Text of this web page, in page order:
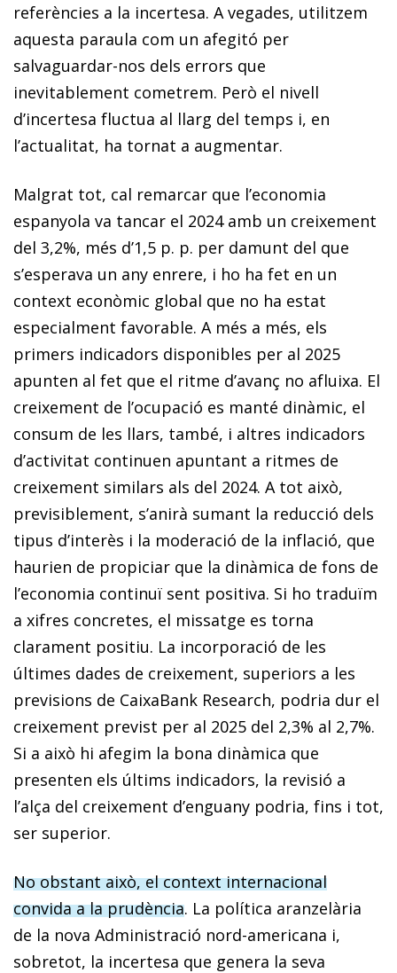
referències a la incertesa. A vegades, utilitzem
aquesta paraula com un afegitó per
salvaguardar-nos dels errors que
inevitablement cometrem. Però el nivell
d’incertesa fluctua al llarg del temps i, en
l’actualitat, ha tornat a augmentar.
Malgrat tot, cal remarcar que l’economia
espanyola va tancar el 2024 amb un creixement
del 3,2%, més d’1,5 p. p. per damunt del que
s’esperava un any enrere, i ho ha fet en un
context econòmic global que no ha estat
especialment favorable. A més a més, els
primers indicadors disponibles per al 2025
apunten al fet que el ritme d’avanç no afluixa. El
creixement de l’ocupació es manté dinàmic, el
consum de les llars, també, i altres indicadors
d’activitat continuen apuntant a ritmes de
creixement similars als del 2024. A tot això,
previsiblement, s’anirà sumant la reducció dels
tipus d’interès i la moderació de la inflació, que
haurien de propiciar que la dinàmica de fons de
l’economia continuï sent positiva. Si ho traduïm
a xifres concretes, el missatge es torna
clarament positiu. La incorporació de les
últimes dades de creixement, superiors a les
previsions de CaixaBank Research, podria dur el
creixement previst per al 2025 del 2,3% al 2,7%.
Si a això hi afegim la bona dinàmica que
presenten els últims indicadors, la revisió a
l’alça del creixement d’enguany podria, fins i tot,
ser superior.
No obstant això, el context internacional
convida a la prudència. La política aranzelària
de la nova Administració nord-americana i,
sobretot, la incertesa que genera la seva